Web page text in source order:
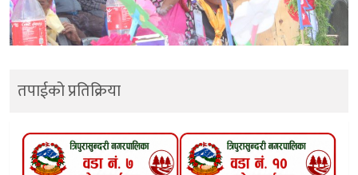
तपाईको प्रतिक्रिया